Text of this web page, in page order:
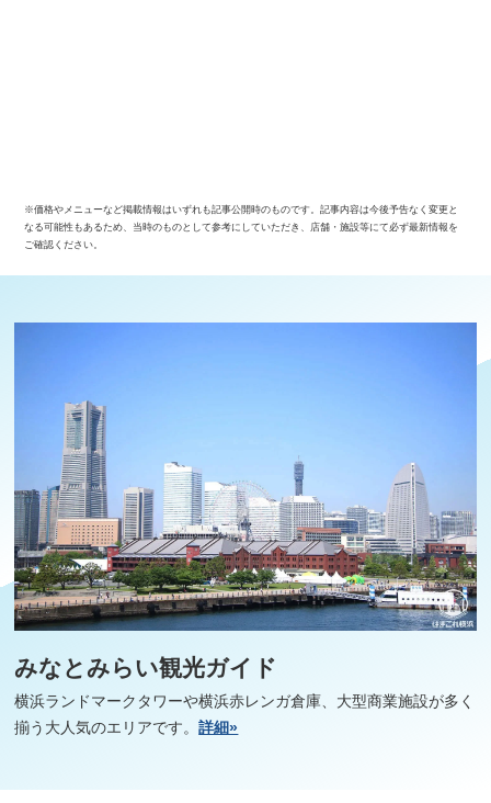
※価格やメニューなど掲載情報はいずれも記事公開時のものです。記事内容は今後予告なく変更と
なる可能性もあるため、当時のものとして参考にしていただき、店舗・施設等にて必ず最新情報を
ご確認ください。
みなとみらい観光ガイド
横浜ランドマークタワーや横浜赤レンガ倉庫、大型商業施設が多く
揃う大人気のエリアです。詳細»